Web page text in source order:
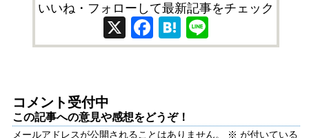
いいね・フォローして最新記事をチェック
X Facebook
Hatena
コメント受付中
この記事への意見や感想をどうぞ！
メールアドレスが公開されることはありません。 ※ が付いている